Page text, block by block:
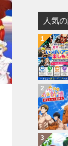
人気